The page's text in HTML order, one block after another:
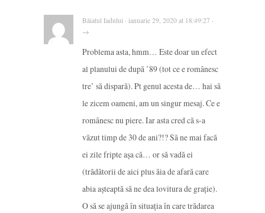
Băiatul Iadului · ianuarie 29, 2020 at 18:49:27 ·
→
Problema asta, hmm… Este doar un efect
al planului de după ’89 (tot ce e românesc
tre’ să dispară). Pt genul acesta de… hai să
le zicem oameni, am un singur mesaj. Ce e
românesc nu piere. Iar asta cred că s-a
văzut timp de 30 de ani?!? Să ne mai facă
ei zile fripte așa că… or să vadă ei
(trădătorii de aici plus ăia de afară care
abia așteaptă să ne dea lovitura de grație).
O să se ajungă în situația în care trădarea